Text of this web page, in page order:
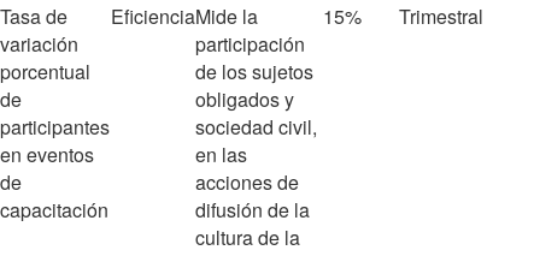
Tasa de
variación
porcentual
de
participantes
en eventos
de
capacitación
EficienciaMide la
participación
de los sujetos
obligados y
sociedad civil,
en las
acciones de
difusión de la
cultura de la
15% Trimestral